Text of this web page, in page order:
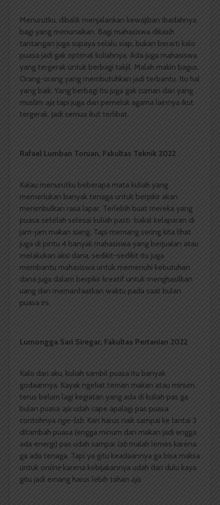
Menurutku, dibalik menjalankan kewajiban ibadahnya
bagi yang menunaikan. Bagi mahasiswa dikasih
tantangan juga supaya selalu siap, bukan berarti kalo
puasa jadi gak optimal kuliahnya. Ada juga mahasiswa
yang tergerak untuk berbagi takjil. Malah makin bagus.
Orang-orang yang membutuhkan jadi terbantu. Itu hal
yang baik. Yang berbagi itu juga gak cuman dari yang
muslim aja tapi juga dari pemeluk agama lainnya ikut
tergerak. Jadi semua ikut terlibat.
Rafael Lumban Toruan, Fakultas Teknik 2022
Kalau menurutku beberapa mata kuliah yang
memerlukan banyak tenaga untuk berpikir akan
menimbulkan rasa lapar. Terlebih buat mereka yang
puasa setelah selesai kuliah pasti bakal kelaparan di
jam-jam makan siang. Tapi memang sering kita lihat
juga di pintu 4 banyak mahasiswa yang berjualan atau
melakukan aksi dana, sedikit-sedikit itu juga
membantu mahasiswa untuk memenuhi kebutuhan
dana juga dalam berpikir kreatif untuk menghasilkan
uang dan memanfaatkan waktu pada saat bulan
puasa ini.
Lumongga Sari Siregar, Fakultas Pertanian 2022
Kalo dari aku, kuliah sambil puasa itu banyak
godaannya. Kayak ngeliat teman makan atau minum,
terus belum lagi kegiatan yang ada di kuliah pas ga
bulan puasa aja udah cape apalagi pas puasa
contohnya nge-lab. Kan harus naik sampai ke lantai 3
ditambah puasa (engga minum dan makan jadi engga
ada energi) pas udah sampai labmalah lemes karena
ga ada tenaga. Tapi ya gitu keadaannya ga bisa maksa
untuk onlinekarena kebijakannya udah dari dulu kaya
gitu jadi emang harus lebih tahan aja.